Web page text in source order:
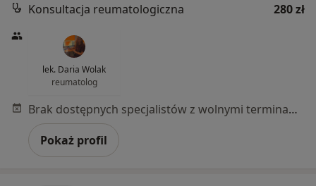
Konsultacja reumatologiczna
280 zł
lek. Daria Wolak
reumatolog
Brak dostępnych specjalistów z wolnymi terminami w tym centrum medycznym.
Pokaż profil